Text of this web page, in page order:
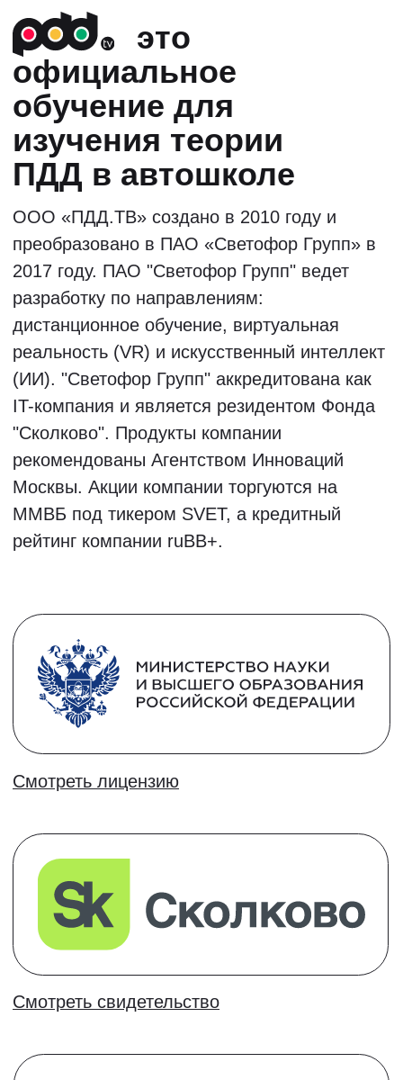
своим творческим подходом и
уникальными методиками обучения.
Занятия с ними обеспечивают
быстрое, доступное и качественное
освоение правил дорожного
движения.
Учитесь у лучших
педагогов страны
Записаться в группу
Старт групп
14,15 и 18 августа
с другими учениками
Общение,
комьюнити и
нетворкинг